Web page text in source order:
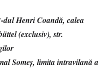
Henri Coandă, calea
(exclusiv), str.
Someș, limita intravilană a